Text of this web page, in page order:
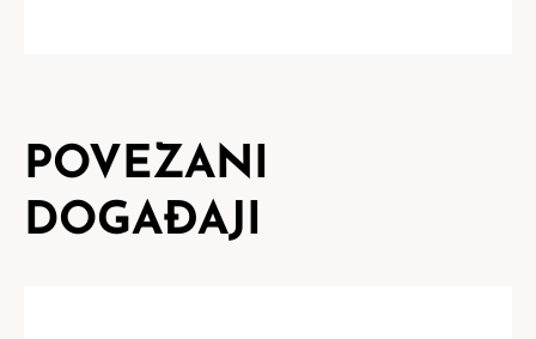
POVEZANI
DOGAĐAJI